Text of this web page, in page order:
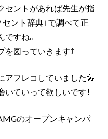
セントがあれば先生が指
ント辞典」で調べて正
すね。
を図っていきます⤴
アフレコしていました🎤
ていって欲しいです！
のオープンキャンパ